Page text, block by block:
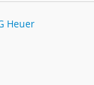
Heuer